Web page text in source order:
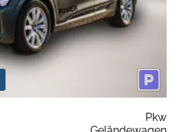
Pkw